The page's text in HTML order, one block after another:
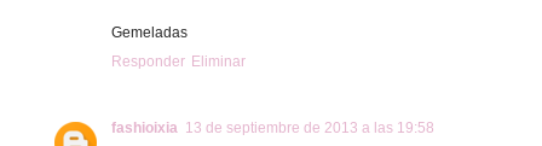
Gemeladas
Responder Eliminar
fashioixia 13 de septiembre de 2013 a las 19:58